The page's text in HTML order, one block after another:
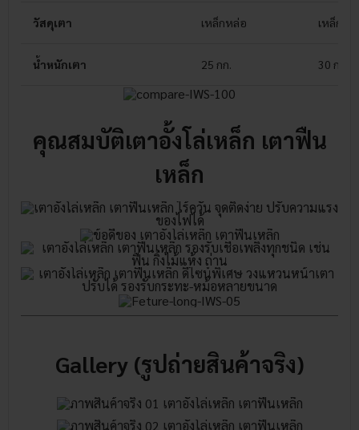
วัสดุเตา เหล็กหล่อ เหล็กห
น้ำหนักเตา 25 กก. 30 กก.
คุณสมบัติเตาอั้งโล่เหล็ก เตาฟืน
เหล็ก
Gallery (รูปถ่ายสินค้าจริง)